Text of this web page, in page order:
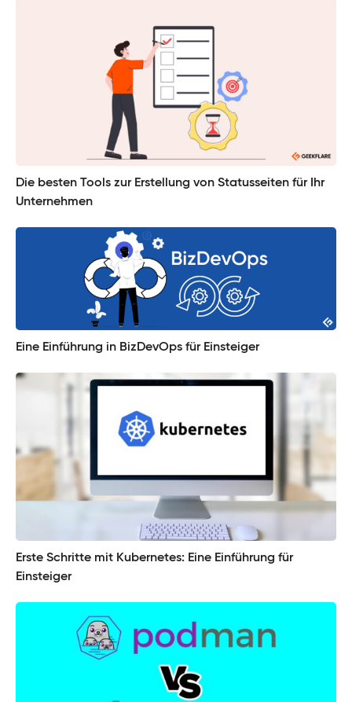
Die besten Tools zur Erstellung von Statusseiten für Ihr
Unternehmen
Eine Einführung in BizDevOps für Einsteiger
Erste Schritte mit Kubernetes: Eine Einführung für
Einsteiger